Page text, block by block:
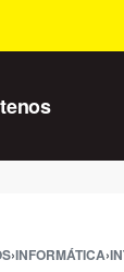
›INFORMÁTICA›